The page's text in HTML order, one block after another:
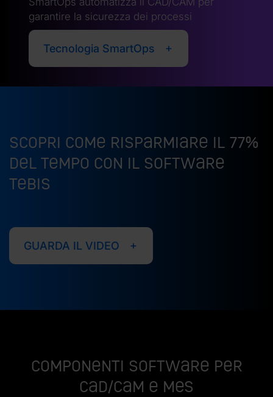
garantire la sicurezza dei processi
Tecnologia SmartOps
Scopri come risparmiare il 77%
del tempo con il software
Tebis
GUARDA IL VIDEO
Componenti software per
CAD/CAM e MES